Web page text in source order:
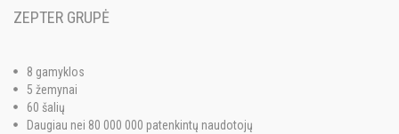
ZEPTER GRUPĖ
8 gamyklos
5 žemynai
60 šalių
Daugiau nei 80 000 000 patenkintų naudotojų